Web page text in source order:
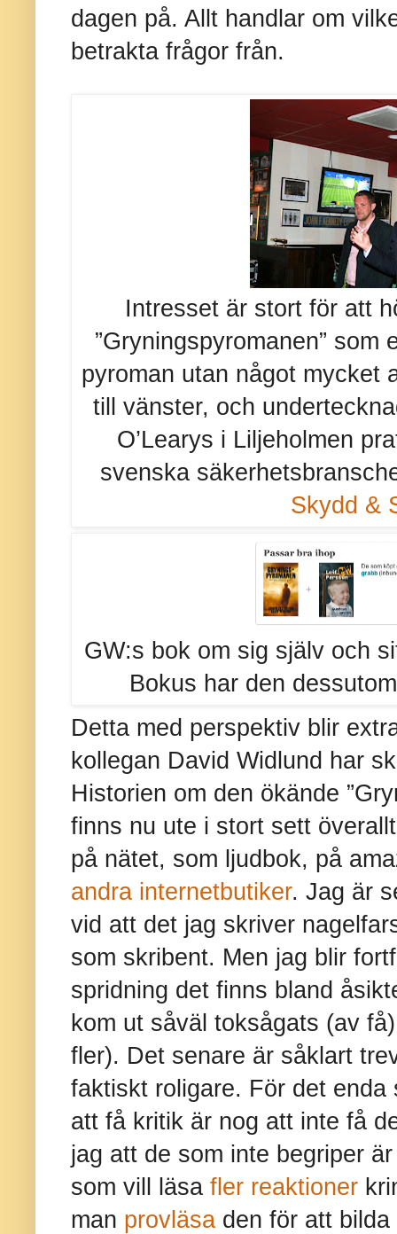
dagen på. Allt handlar om
betrakta frågor från.
Intresset är stort för att
”Gryningspyromanen”
pyroman utan något mycket
till vänster, och
O’Learys i Liljeholmen
svenska
Skydd &
GW:s bok om sig själv och
Bokus har den
Detta med perspektiv blir
kollegan David Widlund har
Historien om den ökände
finns nu ute i stort sett
på nätet, som ljudbok, på
andra internetbutiker. Jag är
vid att det jag skriver
som skribent. Men jag blir
spridning det finns bland
kom ut såväl toksågats (av
fler). Det senare är såklart
faktiskt roligare. För det
att få kritik är nog att inte få
jag att de som inte begriper
som vill läsa fler reaktioner
man provläsa den för att